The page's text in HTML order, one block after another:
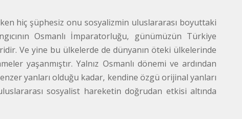
hiç şüphesiz onu sosyalizmin uluslararası boyuttaki
Osmanlı İmparatorluğu, günümüzün Türkiye
Ve yine bu ülkelerde de dünyanın öteki ülkelerinde
yaşanmıştır. Yalnız Osmanlı dönemi ve ardından
yanları olduğu kadar, kendine özgü orijinal yanları
sosyalist hareketin doğrudan etkisi altında